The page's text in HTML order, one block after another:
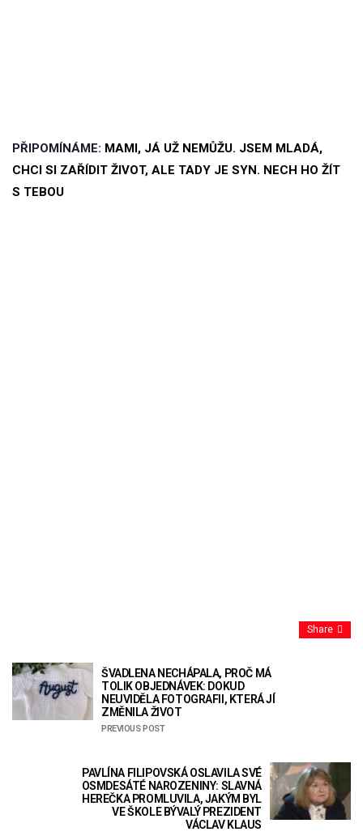
PŘIPOMÍNÁME: MAMI, JÁ UŽ NEMŮŽU. JSEM MLADÁ,
CHCI SI ZAŘÍDIT ŽIVOT, ALE TADY JE SYN. NECH HO ŽÍT
S TEBOU
Share
ŠVADLENA NECHÁPALA, PROČ MÁ
TOLIK OBJEDNÁVEK: DOKUD
NEUVIDĚLA FOTOGRAFII, KTERÁ JÍ
ZMĚNILA ŽIVOT
PREVIOUS POST
PAVLÍNA FILIPOVSKÁ OSLAVILA SVÉ
OSMDESÁTÉ NAROZENINY: SLAVNÁ
HEREČKA PROMLUVILA, JAKÝM BYL
VE ŠKOLE BÝVALÝ PREZIDENT
VÁCLAV KLAUS